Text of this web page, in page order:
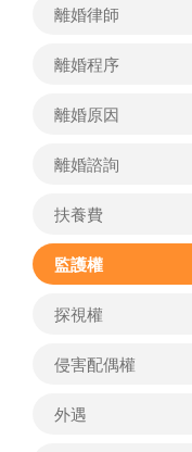
離婚律師
離婚程序
離婚原因
離婚諮詢
扶養費
監護權
探視權
侵害配偶權
外遇